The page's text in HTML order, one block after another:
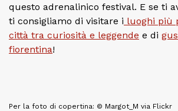
questo adrenalinico festival. E se ti
ti consigliamo di visitare i luoghi più
città tra curiosità e leggende e di
fiorentina!
Per la foto di copertina: © Margot_M via Flickr